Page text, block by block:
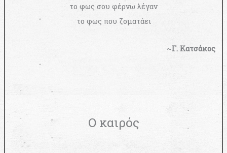
το φως σου φέρνω λέγαν
το φως που ζοματάει
~Γ. Κατσάκος
Ο καιρός